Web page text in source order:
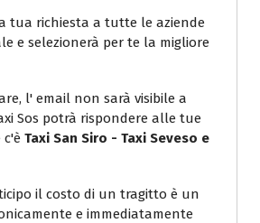
tua richiesta a tutte le aziende
e selezionerà per te la migliore
l' email non sarà visibile a
Sos potrà rispondere alle tue
c'è Taxi San Siro - Taxi Seveso e
il costo di un tragitto è un
e immediatamente